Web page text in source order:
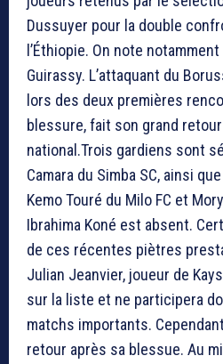
Dussuyer pour la double
l’Éthiopie. On note
Guirassy. L’attaquant du
lors des deux premières
blessure, fait son grand
national.Trois gardiens sont
Camara du Simba SC, ainsi
Kemo Touré du Milo FC et
Ibrahima Koné est absent.
de ces récentes piètres
Julian Jeanvier, joueur de
sur la liste et ne participera
matchs importants.
retour après sa blessue. Au